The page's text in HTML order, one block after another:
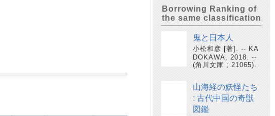
Borrowing Ranking of
the same classification
鬼と日本人
小松和彦 [著]. -- KA
DOKAWA, 2018. --
(角川文庫 ; 21065).
山海経の妖怪たち
: 古代中国の奇獣
図鑑